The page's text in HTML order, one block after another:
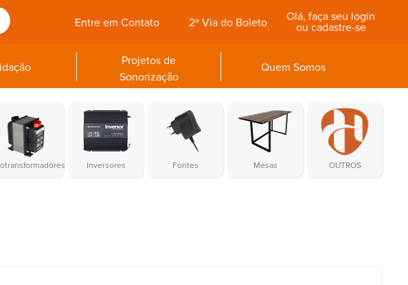
Olá, faça seu login
ou cadastre-se
2ª Via do Boleto
Entre em Contato
Projetos de
Sonorização
Quem Somos
Inversores Fontes Mesas OUTROS